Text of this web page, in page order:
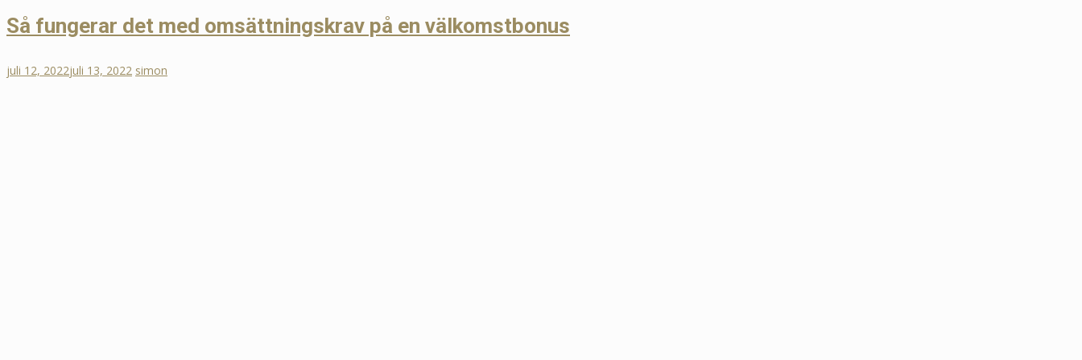
Så fungerar det med omsättningskrav på en välkomstbonus
juli 12, 2022juli 13, 2022 simon